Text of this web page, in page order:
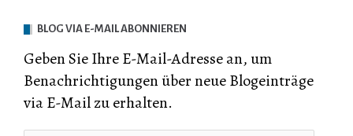
BLOG VIA E-MAIL ABONNIEREN
Geben Sie Ihre E-Mail-Adresse an, um
Benachrichtigungen über neue Blogeinträge
via E-Mail zu erhalten.